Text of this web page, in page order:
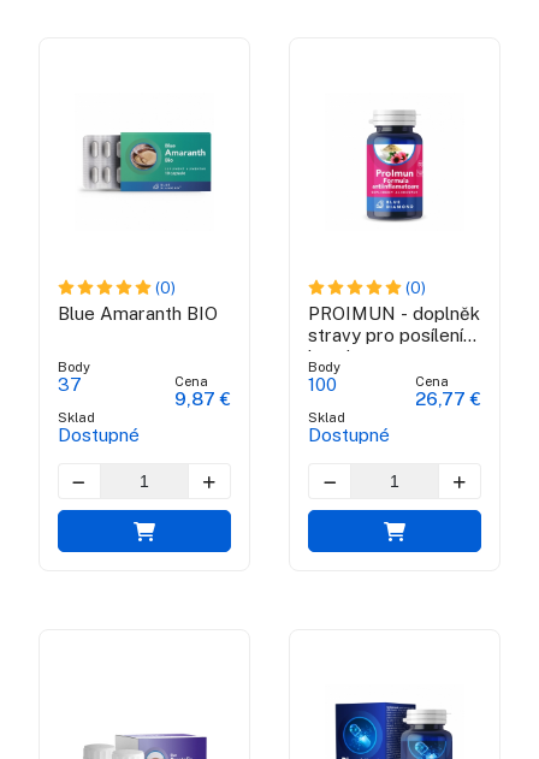
(0)
Blue Amaranth BIO
Body
37
Sklad
Dostupné
Cena
9,87 €
(0)
PROIMUN - doplněk
stravy pro posílení
imunity
Body
100
Sklad
Dostupné
Cena
26,77 €